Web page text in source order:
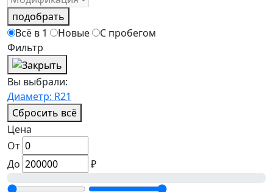
подобрать
Всё в 1
Новые
С пробегом
Фильтр
Вы выбрали:
Диаметр: R21
Сбросить всё
Цена
От
До
₽